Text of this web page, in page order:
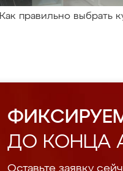
Как правильно выбрать
ДО КОНЦА
Оставьте заявку